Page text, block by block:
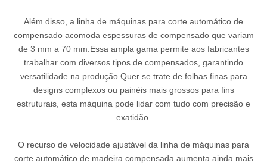
Além disso, a linha de máquinas para corte automático de
compensado acomoda espessuras de compensado que variam
de 3 mm a 70 mm.Essa ampla gama permite aos fabricantes
trabalhar com diversos tipos de compensados, garantindo
versatilidade na produção.Quer se trate de folhas finas para
designs complexos ou painéis mais grossos para fins
estruturais, esta máquina pode lidar com tudo com precisão e
exatidão.
O recurso de velocidade ajustável da linha de máquinas para
corte automático de madeira compensada aumenta ainda mais